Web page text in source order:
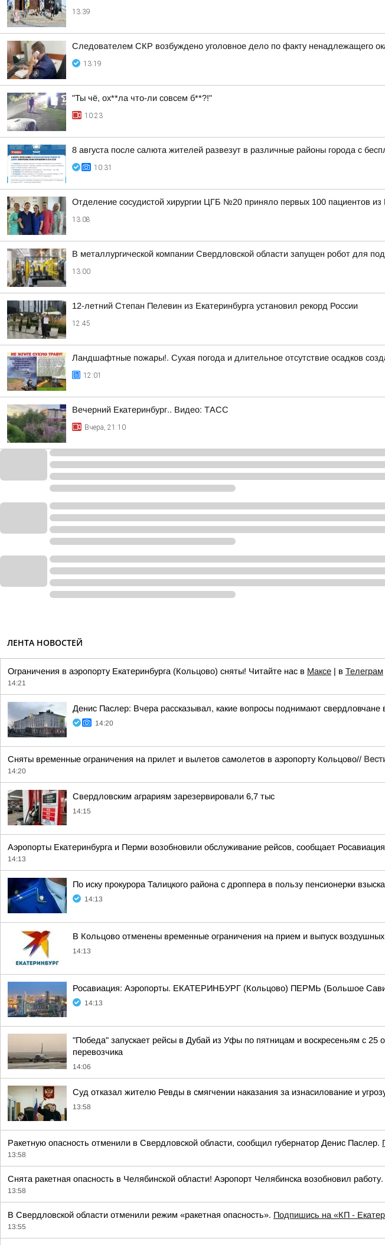
13:39
Следователем СКР возбуждено уголовное дело по факту ненадлежащего
13:19
"Ты чё, ох**ла что-ли совсем б**?!"
10:23
8 августа после салюта жителей развезут в различные районы города с
10:31
Отделение сосудистой хирургии ЦГБ №20 приняло первых 100 пациентов из
13:08
В металлургической компании Свердловской области запущен робот для
13:00
12-летний Степан Пелевин из Екатеринбурга установил рекорд России
12:45
Ландшафтные пожары!. Сухая погода и длительное отсутствие осадков
12:01
Вечерний Екатеринбург.. Видео: ТАСС
Вчера, 21:10
ЛЕНТА НОВОСТЕЙ
Ограничения в аэропорту Екатеринбурга (Кольцово) сняты! Читайте нас в Максе | в Телеграм
14:21
Денис Паслер: Вчера рассказывал, какие вопросы поднимают
14:20
Сняты временные ограничения на прилет и вылетов самолетов в аэропорту Кольцово//
14:20
Свердловским аграриям зарезервировали 6,7 тыс
14:15
Аэропорты Екатеринбурга и Перми возобновили обслуживание рейсов, сообщает
14:13
По иску прокурора Талицкого района с дроппера в пользу пенсионерки
14:13
В Кольцово отменены временные ограничения на прием и выпуск воздушных
14:13
Росавиация: Аэропорты. ЕКАТЕРИНБУРГ (Кольцово) ПЕРМЬ (Большое
14:13
"Победа" запускает рейсы в Дубай из Уфы по пятницам и воскресеньям с 25
перевозчика
14:06
Суд отказал жителю Ревды в смягчении наказания за изнасилование и
13:58
Ракетную опасность отменили в Свердловской области, сообщил губернатор Денис Паслер.
13:58
Снята ракетная опасность в Челябинской области! Аэропорт Челябинска возобновил
13:58
В Свердловской области отменили режим «ракетная опасность». Подпишись на «КП -
13:55